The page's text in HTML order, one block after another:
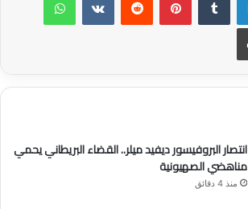
انتصار البروفيسور ديفيد ميلر.. القضاء البريطاني يحمي
مناهضي الصهيونية
منذ 4 دقائق